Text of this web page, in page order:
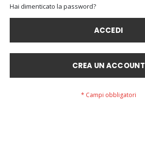
Hai dimenticato la password?
ACCEDI
CREA UN ACCOUNT